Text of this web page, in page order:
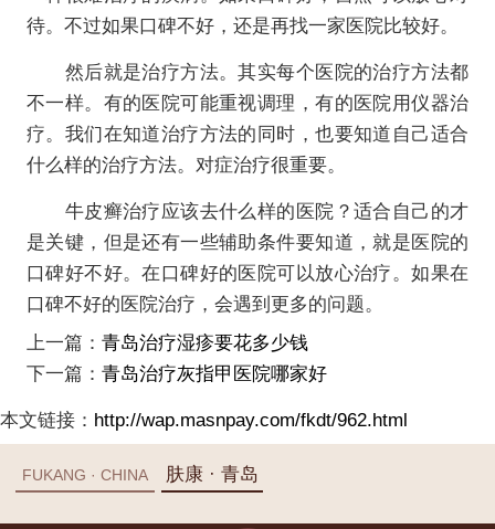
待。不过如果口碑不好，还是再找一家医院比较好。
然后就是治疗方法。其实每个医院的治疗方法都
不一样。有的医院可能重视调理，有的医院用仪器治
疗。我们在知道治疗方法的同时，也要知道自己适合
什么样的治疗方法。对症治疗很重要。
牛皮癣治疗应该去什么样的医院？适合自己的才
是关键，但是还有一些辅助条件要知道，就是医院的
口碑好不好。在口碑好的医院可以放心治疗。如果在
口碑不好的医院治疗，会遇到更多的问题。
上一篇： 青岛治疗湿疹要花多少钱
下一篇： 青岛治疗灰指甲医院哪家好
本文链接： http://wap.masnpay.com/fkdt/962.html
FUKANG · CHINA 肤康 · 青岛